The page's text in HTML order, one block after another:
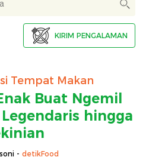
KIRIM PENGALAMAN
Tempat Makan
Buat Ngemil
hingga
- detikFood